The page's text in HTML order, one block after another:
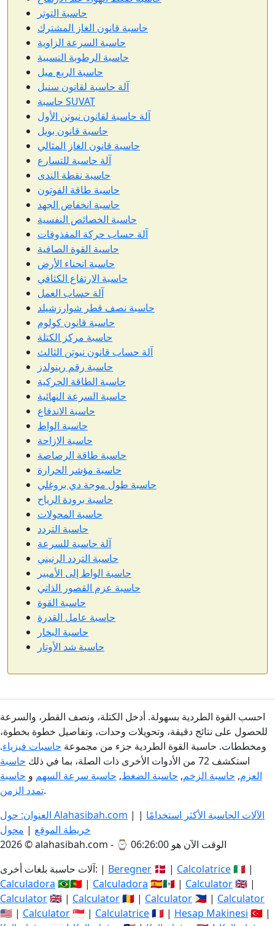
حاسبة التوتر
حاسبة قانون الغاز المشترك
حاسبة السرعة الزاوية
حاسبة الرطوبة النسبية
حاسبة الربع ميل
آلة حاسبة لقانون سنيل
حاسبة SUVAT
آلة حاسبة لقانون نيوتن الأول
حاسبة قانون بويل
حاسبة قانون الغاز المثالي
آلة حاسبة للتسارع
حاسبة نقطة الندى
حاسبة طاقة الفوتون
حاسبة انخفاض الجهد
حاسبة الخصائص النفسية
آلة حساب حركة المقذوفات
حاسبة القوة الصافية
حاسبة انحناء الأرض
حاسبة الارتفاع الكثافي
آلة حساب العمل
حاسبة نصف قطر شوارزشيلد
حاسبة قانون كولوم
حاسبة مركز الكتلة
آلة حساب قانون نيوتن الثالث
حاسبة رقم رينولدز
حاسبة الطاقة الحركية
حاسبة السرعة النهائية
حاسبة الاندفاع
حاسبة الواط
حاسبة الإزاحة
حاسبة طاقة الرصاصة
حاسبة مؤشر الحرارة
حاسبة طول موجة دي بروغلي
حاسبة برودة الرياح
حاسبة المحولات
حاسبة التردد
آلة حاسبة للسرعة
حاسبة التردد الرنيني
حاسبة الواط إلى الأمبير
حاسبة عزم القصور الذاتي
حاسبة القوة
حاسبة عامل القدرة
حاسبة البخار
حاسبة شد الأوتار
احسب القوة الطردية بسهولة. أدخل الكتلة، ونصف القطر، والسرعة
للحصول على نتائج دقيقة، وتحويلات وحدات، وتفاصيل خطوة بخطوة،
ومخططات. حاسبة القوة الطردية جزء من مجموعة حاسبات فيزياء.
استكشف 72 من الأدوات الأخرى ذات الصلة، بما في ذلك
حاسبة
العزم, حاسبة الزخم, حاسبة الضغط, حاسبة سرعة السهم و حاسبة
تمدد الزمن.
العنوان: حول Alahasibah.com | الآلات الحاسبة الأكثر استخدامًا |
خريطة الموقع | محول
2026 © alahasibah.com - ⌚
الوقت الآن هو 06:26:00
آلات حاسبة بلغات أخرى: | Beregner 🇩🇰 | Calcolatrice🇮🇹 |
Calculadora 🇧🇷🇵🇹 | Calculadora 🇪🇸🇲🇽 | Calculator🇬🇧 |
Calculator🇬🇧 | Calculator🇷🇴 | Calculator 🇵🇭 | Calculator
🇺🇸 | Calculator🇸🇬 | Calculatrice🇫🇷 | Hesap Makinesi 🇹🇷 |